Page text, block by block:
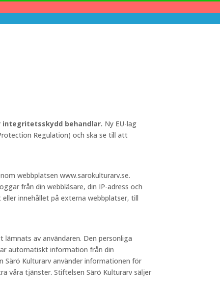
behandlar. Ny EU-lag
Regulation) och ska se till att
webbplatsen www.sarokulturarv.se.
från din webbläsare, din IP-adress och
innehållet på externa webbplatser, till
av användaren. Den personliga
automatiskt information från din
Särö Kulturarv använder informationen för
våra tjänster. Stiftelsen Särö Kulturarv säljer